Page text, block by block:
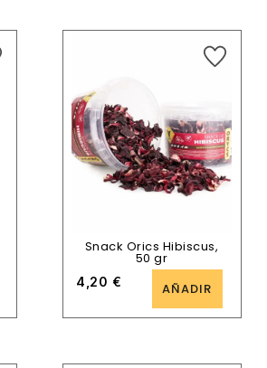
Snack Orics Hibiscus,
50 gr
4,20 € AÑADIR